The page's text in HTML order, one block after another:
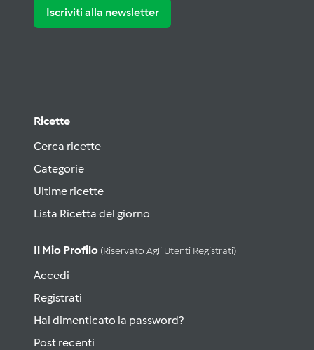
Iscriviti alla newsletter
Ricette
Cerca ricette
Categorie
Ultime ricette
Lista Ricetta del giorno
Il Mio Profilo (riservato Agli Utenti Registrati)
Accedi
Registrati
Hai dimenticato la password?
Post recenti